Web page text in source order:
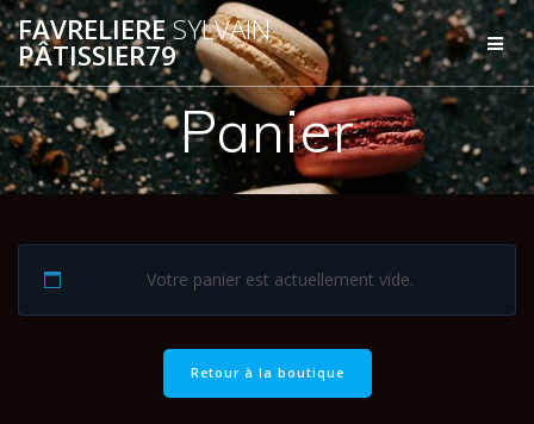
Passer
au
contenu
FAVRELIERESYLVAIN
PÂTISSIER79
Panier
Votre panier est actuellement vide.
Retour à la boutique